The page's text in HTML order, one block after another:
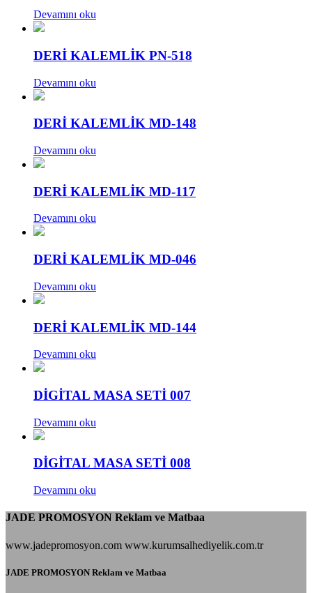
Devamını oku
DERİ KALEMLİK PN-518
Devamını oku
DERİ KALEMLİK MD-148
Devamını oku
DERİ KALEMLİK MD-117
Devamını oku
DERİ KALEMLİK MD-046
Devamını oku
DERİ KALEMLİK MD-144
Devamını oku
DİGİTAL MASA SETİ 007
Devamını oku
DİGİTAL MASA SETİ 008
Devamını oku
JADE PROMOSYON Reklam ve Matbaa
www.jadepromosyon.com www.kurumsalhediyelik.com.tr
JADE PROMOSYON Reklam ve Matbaa